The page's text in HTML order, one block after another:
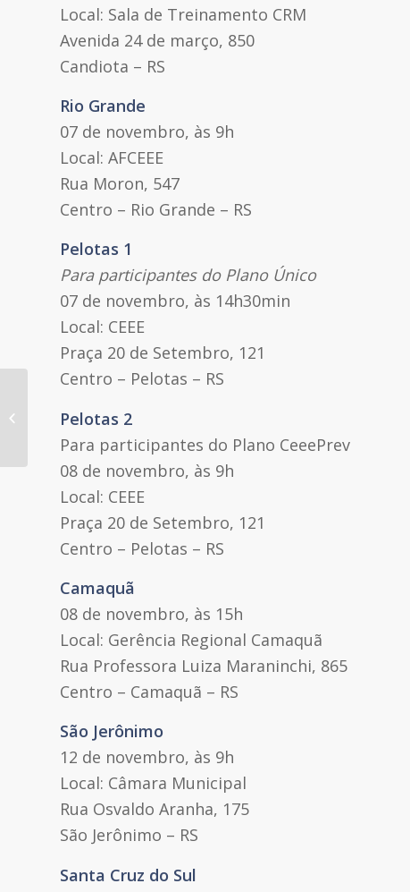
Local: Sala de Treinamento CRM
Avenida 24 de março, 850
Candiota – RS
Rio Grande
07 de novembro, às 9h
Local: AFCEEE
Rua Moron, 547
Centro – Rio Grande – RS
Pelotas 1
Para participantes do Plano Único
07 de novembro, às 14h30min
Local: CEEE
Praça 20 de Setembro, 121
Centro – Pelotas – RS
Pelotas 2
Para participantes do Plano CeeePrev
08 de novembro, às 9h
Local: CEEE
Praça 20 de Setembro, 121
Centro – Pelotas – RS
Camaquã
08 de novembro, às 15h
Local: Gerência Regional Camaquã
Rua Professora Luiza Maraninchi, 865
Centro – Camaquã – RS
São Jerônimo
12 de novembro, às 9h
Local: Câmara Municipal
Rua Osvaldo Aranha, 175
São Jerônimo – RS
Santa Cruz do Sul
App Meu Plano tem novas funções